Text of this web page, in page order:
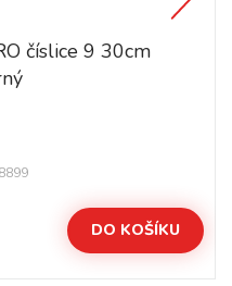
číslice 9 30cm
DO KOŠÍKU